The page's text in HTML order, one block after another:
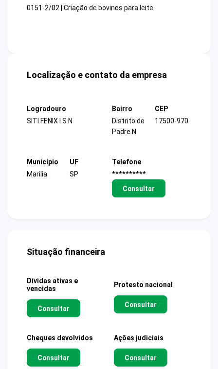
0151-2/02 | Criação de bovinos para leite
Localização e contato da empresa
Logradouro
SITI FENIX I S N
Bairro
Distrito de
Padre N
CEP
17500-970
Município
Marilia
UF
SP
Telefone
**********
Consultar
Situação financeira
Dívidas ativas e
vencidas
Consultar
Protesto nacional
Consultar
Cheques devolvidos
Consultar
Ações judiciais
Consultar